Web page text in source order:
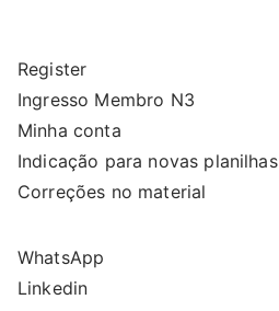
Register
Ingresso Membro N3
Minha conta
Indicação para novas planilhas
Correções no material
WhatsApp
Linkedin